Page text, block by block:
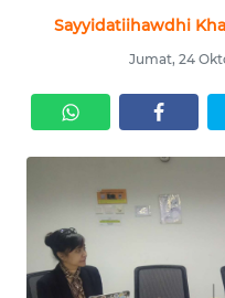
Sayyidatiihawdhi
Jumat, 24
EKUIN
SAINS-TEKNO
KESEHATAN